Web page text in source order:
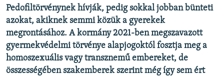
KÖVESSEN MINKET!
Valamennyi RFE/RL weboldal
Pedofiltörvénynek hívják, pedig sokkal jobban bünteti
azokat, akiknek semmi közük a gyerekek
megrontásához. A kormány 2021-ben megszavazott
gyermekvédelmi törvénye alapjogoktól fosztja meg a
homoszexuális vagy transznemű embereket, de
összességében szakemberek szerint még így sem ért